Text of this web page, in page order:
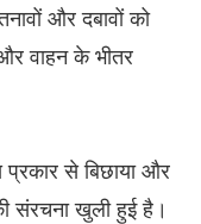
और दबावों को
वाहन के भीतर
से बिछाया और
संरचना खुली हुई है।